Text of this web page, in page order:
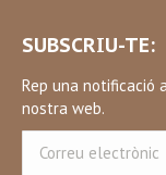
SUBSCRIU-TE:
Rep una notificació
nostra web.
electrònic